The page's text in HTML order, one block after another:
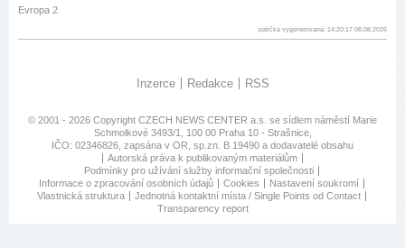
Evropa 2
patička vygenerovaná: 14:20:17 08.08.2026
Inzerce Redakce RSS
© 2001 - 2026 Copyright CZECH NEWS CENTER a.s. se sídlem náměstí Marie
Schmolkové 3493/1, 100 00 Praha 10 - Strašnice,
IČO: 02346826, zapsána v OR, sp.zn. B 19490 a dodavatelé obsahu
Autorská práva k publikovaným materiálům
Podmínky pro užívání služby informační společnosti
Informace o zpracování osobních údajů
Cookies
Nastavení soukromí
Vlastnická struktura
Jednotná kontaktní místa / Single Points od Contact
Transparency report